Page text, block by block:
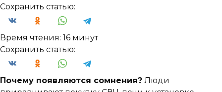
Сохранить статью:
Время чтения: 16 минут
Сохранить статью:
Почему появляются сомнения? Люди